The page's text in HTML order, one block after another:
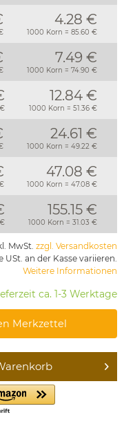
4.28 €
1000 Korn = 85.60 €
7.49 €
1000 Korn = 74.90 €
12.84 €
1000 Korn = 51.36 €
24.61 €
1000 Korn = 49.22 €
47.08 €
1000 Korn = 47.08 €
155.15 €
1000 Korn = 31.03 €
MwSt. zzgl. Versandkosten
an der Kasse variieren.
Weitere Informationen
ca. 1-3 Werktage
Merkzettel